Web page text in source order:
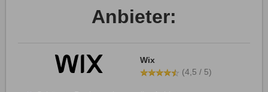
Anbieter:
Wix
(4,5 / 5)